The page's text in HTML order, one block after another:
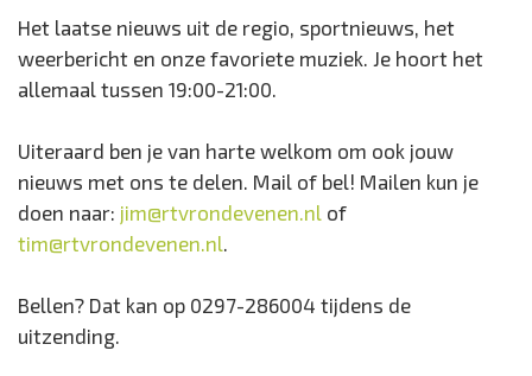
Het laatse nieuws uit de regio, sportnieuws, het
weerbericht en onze favoriete muziek. Je hoort het
allemaal tussen 19:00-21:00.
Uiteraard ben je van harte welkom om ook jouw
nieuws met ons te delen. Mail of bel! Mailen kun je
doen naar: jim@rtvrondevenen.nl of
tim@rtvrondevenen.nl
Bellen? Dat kan op 0297-286004 tijdens de
uitzending.